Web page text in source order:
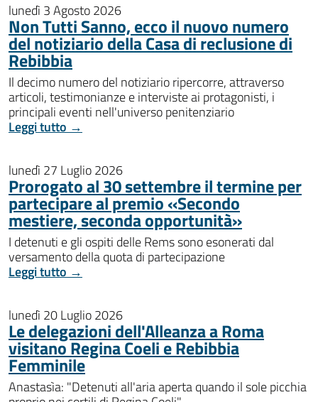
lunedì 3 Agosto 2026
Non Tutti Sanno, ecco il nuovo numero
del notiziario della Casa di reclusione di
Rebibbia
Il decimo numero del notiziario ripercorre, attraverso
articoli, testimonianze e interviste ai protagonisti, i
principali eventi nell'universo penitenziario
Leggi tutto →
lunedì 27 Luglio 2026
Prorogato al 30 settembre il termine per
partecipare al premio «Secondo
mestiere, seconda opportunità»
I detenuti e gli ospiti delle Rems sono esonerati dal
versamento della quota di partecipazione
Leggi tutto →
lunedì 20 Luglio 2026
Le delegazioni dell'Alleanza a Roma
visitano Regina Coeli e Rebibbia
Femminile
Anastasìa: "Detenuti all'aria aperta quando il sole picchia